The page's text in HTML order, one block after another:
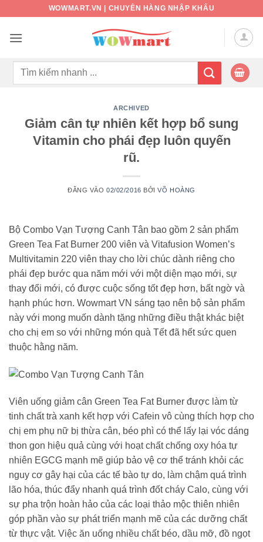
nội
WOWMART.VN | CHUYÊN HÀNG NHẬP KHẨU
Tìm
ARCHIVED
Giảm cân tự nhiên kết hợp bổ sung
Vitamin cho phái đẹp luôn quyến
rũ.
ĐĂNG VÀO02/02/2016 BỞIVÕ HOÀNG
Bộ Combo Vạn Tượng Canh Tân bao gồm 2 sản phẩm
Green Tea Fat Burner 200 viên và Vitafusion Women’s
Multivitamin 220 viên thay cho lời chúc dành riêng cho
phái đẹp bước qua năm mới với một diện mạo mới, sự
thay đổi mới, có được cuộc sống tốt đẹp hơn, bất ngờ và
hạnh phúc hơn. Wowmart VN sáng tạo nên bộ sản phẩm
này với mong muốn dành tặng những điều thật khác biệt
cho chị em so với những món quà Tết đã hết sức quen
thuộc hằng năm.
Viên uống giảm cân Green Tea Fat Burner được làm từ
tinh chất trà xanh kết hợp với Cafein vô cùng thích hợp cho
chị em phụ nữ bị thừa cân, béo phì có thể lấy lại vóc dáng
thon gon hiệu quả cùng với hoạt chất chống oxy hóa tự
nhiên EGCG mạnh mẽ giúp bảo vệ cơ thể tránh khỏi các
nguy cơ gây hại của các tế bào tự do, làm chậm quá trình
lão hóa, thúc đẩy nhanh quá trình đốt cháy Calo, cùng với
sự pha trộn hoàn hảo của các loại thảo mộc thiên nhiên
góp phần vào sự phát triển mạnh mẽ của các dưỡng chất
từ thực vật. Việc ăn uống nhiều chất béo, dầu mỡ, đồ ngọt